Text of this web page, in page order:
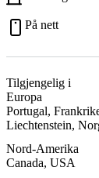
På nett
Tilgjengelig i
Europa
Portugal,
Liechtenstein,
Nord-Amerika
Canada, USA